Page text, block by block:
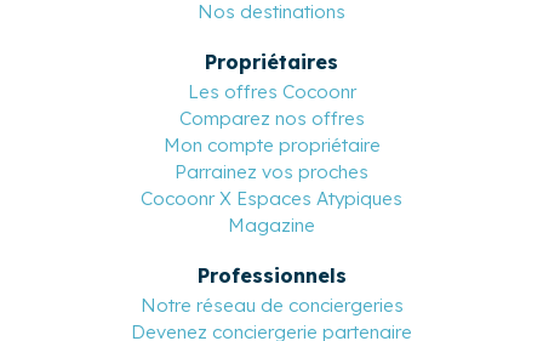
Nos destinations
Propriétaires
Les offres Cocoonr
Comparez nos offres
Mon compte propriétaire
Parrainez vos proches
Cocoonr X Espaces Atypiques
Magazine
Professionnels
Notre réseau de conciergeries
Devenez conciergerie partenaire